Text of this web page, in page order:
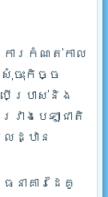
ារកំណត់កាល
សុំចុះកិច្ច
ប្រាស់និង
ាងបេឡាជាតិ
ដ្ឋាន
ាគារដៃគូ